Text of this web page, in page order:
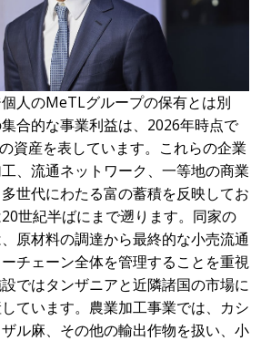
人のMeTLグループの保有とは別
合的な事業利益は、2026年時点で
資産を表しています。これらの企業
、流通ネットワーク、一等地の商業
世代にわたる富の蓄積を反映してお
世紀半ばにまで遡ります。同家の
原材料の調達から最終的な小売流通
チェーン全体を管理することを重視
ではタンザニアと近隣諸国の市場に
ています。農業加工事業では、カシ
ル麻、その他の輸出作物を扱い、小